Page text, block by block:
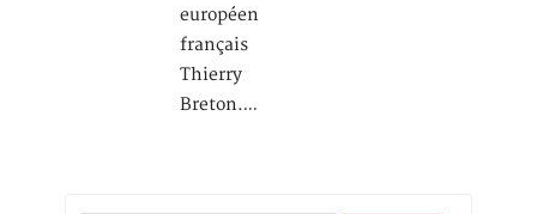
européen
français
Thierry
Breton.…